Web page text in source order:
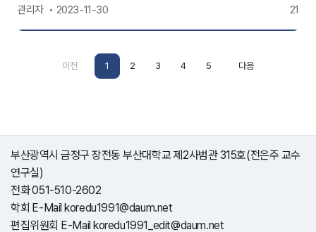
관리자 2023-11-30 21
이전 1 2 3 4 5 다음
부산광역시 금정구 장전동 부산대학교 제2사범관 315호(전은주 교수
연구실)
전화 051-510-2602
학회 E-Mail koredu1991@daum.net
편집위원회 E-Mail koredu1991_edit@daum.net